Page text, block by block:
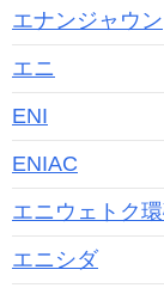
エナンジャウン
エニ
ENI
ENIAC
エニウェトク
エニシダ